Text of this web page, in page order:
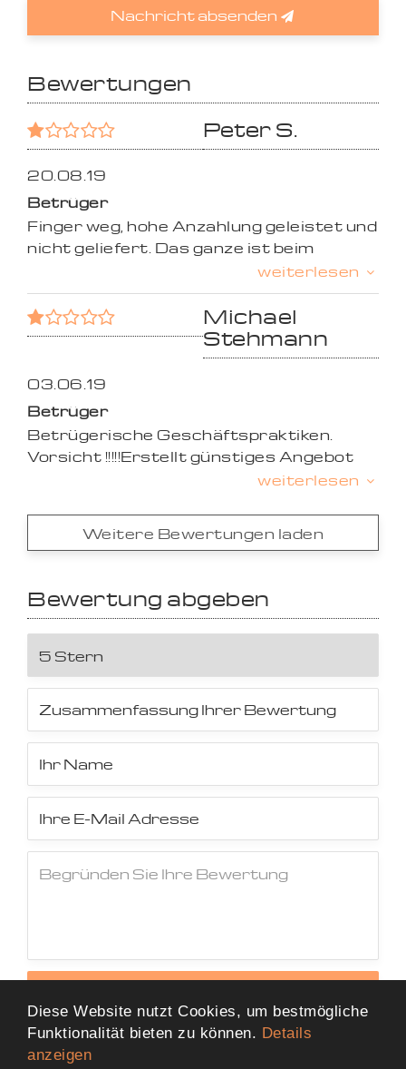
Nachricht absenden
Bewertungen
Peter S.
20.08.19
Betrüger
Finger weg, hohe Anzahlung geleistet und
nicht geliefert. Das ganze ist beim
weiterlesen
Michael
Stehmann
03.06.19
Betrüger
Betrügerische Geschäftspraktiken.
Vorsicht !!!!!Erstellt günstiges Angebot
für Terassenüberdachung bzw.
dann nur das Metallgestell und führt
weiterlesen
Weitere Bewertungen laden
Bewertung abgeben
Diese Website nutzt Cookies, um bestmögliche
Funktionalität bieten zu können. Details
anzeigen